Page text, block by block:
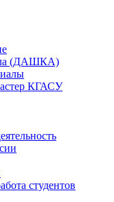
(ДАШКА)
КГАСУ
студентов